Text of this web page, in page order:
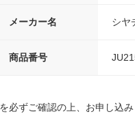
メーカー名 シヤ
商品番号
必ずご確認の上、お申し込み